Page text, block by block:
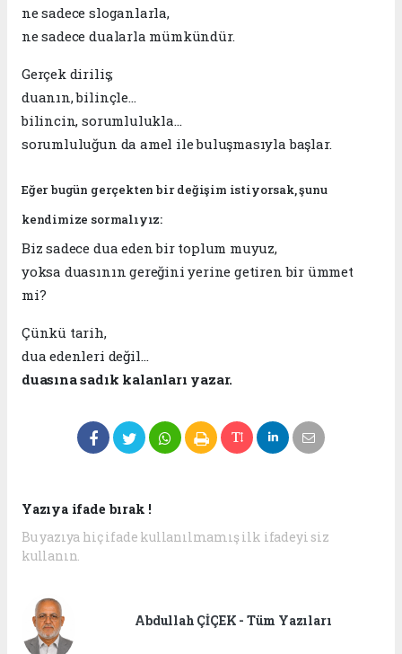
ne sadece sloganlarla,
ne sadece dualarla mümkündür.
Gerçek diriliş;
duanın, bilinçle…
bilincin, sorumlulukla…
sorumluluğun da amel ile buluşmasıyla başlar.
Eğer bugün gerçekten bir değişim istiyorsak, şunu
kendimize sormalıyız:
Biz sadece dua eden bir toplum muyuz,
yoksa duasının gereğini yerine getiren bir ümmet
mi?
Çünkü tarih,
dua edenleri değil…
duasına sadık kalanları yazar.
Yazıya ifade bırak !
Bu yazıya hiç ifade kullanılmamış ilk ifadeyi siz
kullanın.
Abdullah ÇİÇEK - Tüm Yazıları